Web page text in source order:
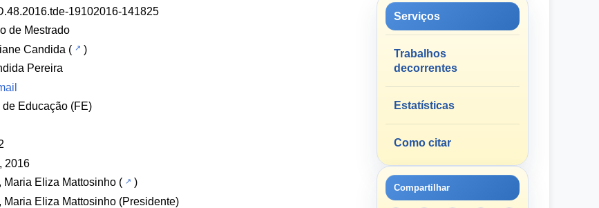
19102016-141825
de Mestrado
Candida (
)
Pereira
de Educação (FE)
2016
Maria Eliza Mattosinho (
)
Maria Eliza Mattosinho (Presidente)
Serviços
Trabalhos
decorrentes
Estatísticas
Como citar
Compartilhar